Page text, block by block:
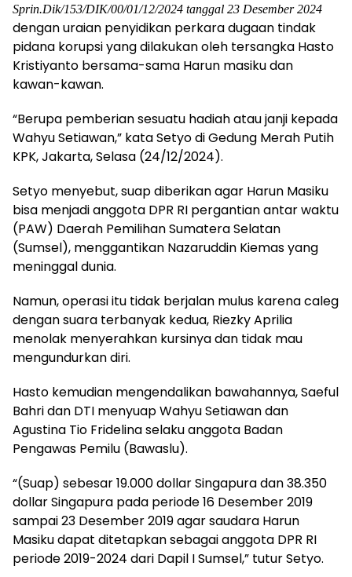
Sprin.Dik/153/DIK/00/01/12/2024 tanggal 23 Desember 2024
dengan uraian penyidikan perkara dugaan tindak
pidana korupsi yang dilakukan oleh tersangka Hasto
Kristiyanto bersama-sama Harun masiku dan
kawan-kawan.
“Berupa pemberian sesuatu hadiah atau janji kepada
Wahyu Setiawan,” kata Setyo di Gedung Merah Putih
KPK, Jakarta, Selasa (24/12/2024).
Setyo menyebut, suap diberikan agar Harun Masiku
bisa menjadi anggota DPR RI pergantian antar waktu
(PAW) Daerah Pemilihan Sumatera Selatan
(Sumsel), menggantikan Nazaruddin Kiemas yang
meninggal dunia.
Namun, operasi itu tidak berjalan mulus karena caleg
dengan suara terbanyak kedua, Riezky Aprilia
menolak menyerahkan kursinya dan tidak mau
mengundurkan diri.
Hasto kemudian mengendalikan bawahannya, Saeful
Bahri dan DTI menyuap Wahyu Setiawan dan
Agustina Tio Fridelina selaku anggota Badan
Pengawas Pemilu (Bawaslu).
“(Suap) sebesar 19.000 dollar Singapura dan 38.350
dollar Singapura pada periode 16 Desember 2019
sampai 23 Desember 2019 agar saudara Harun
Masiku dapat ditetapkan sebagai anggota DPR RI
periode 2019-2024 dari Dapil I Sumsel,” tutur Setyo.